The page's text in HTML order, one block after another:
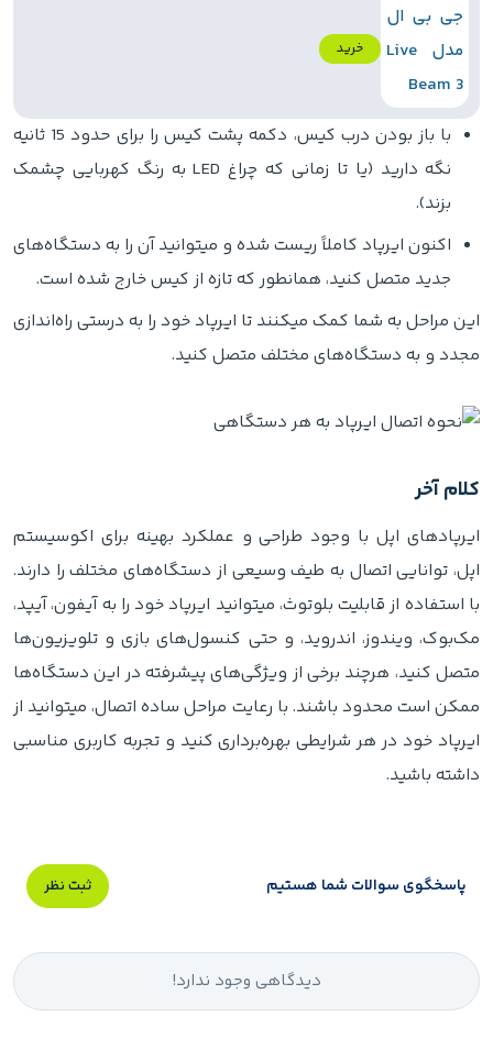
خرید
با باز بودن درب کیس، دکمه پشت کیس را برای حدود 15 ثانیه
نگه دارید (یا تا زمانی که چراغ LED به رنگ کهربایی چشمک
بزند).
اکنون ایرپاد کاملاً ریست شده و میتوانید آن را به دستگاه‌های
جدید متصل کنید، همانطور که تازه از کیس خارج شده‌ است.
این مراحل به شما کمک میکنند تا ایرپاد خود را به درستی راه‌اندازی
مجدد و به دستگاه‌های مختلف متصل کنید.
کلام آخر
ایرپادهای اپل با وجود طراحی و عملکرد بهینه برای اکوسیستم
اپل، توانایی اتصال به طیف وسیعی از دستگاه‌های مختلف را دارند.
با استفاده از قابلیت بلوتوث، میتوانید ایرپاد خود را به آیفون، آیپد،
مک‌بوک، ویندوز، اندروید، و حتی کنسول‌های بازی و تلویزیون‌ها
متصل کنید، هرچند برخی از ویژگی‌های پیشرفته در این دستگاه‌ها
ممکن است محدود باشند. با رعایت مراحل ساده اتصال، میتوانید از
ایرپاد خود در هر شرایطی بهره‌برداری کنید و تجربه کاربری مناسبی
داشته باشید.
پاسخگوی سوالات شما هستیم ثبت نظر
دیدگاهی وجود ندارد!